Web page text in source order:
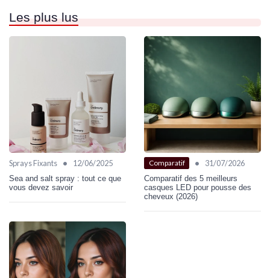
Les plus lus
Sprays Fixants • 12/06/2025
Sea and salt spray : tout ce que
vous devez savoir
Comparatif • 31/07/2026
Comparatif des 5 meilleurs
casques LED pour pousse des
cheveux (2026)